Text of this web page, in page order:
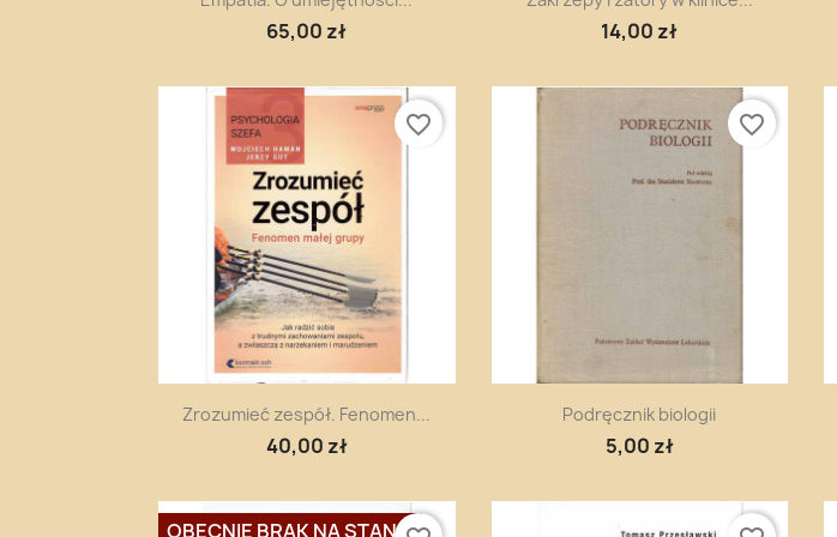
65,00 zł 14,00 zł
Szybki podgląd
Zrozumieć zespół. Fenomen...
40,00 zł
favorite_border
Szybki podgląd
Podręcznik biologii
5,00 zł
favorite_border
OBECNIE BRAK NA STANIE